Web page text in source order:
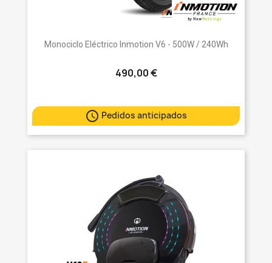
Monociclo Eléctrico Inmotion V6 - 500W / 240Wh
490,00 €
 Pedidos anticipados